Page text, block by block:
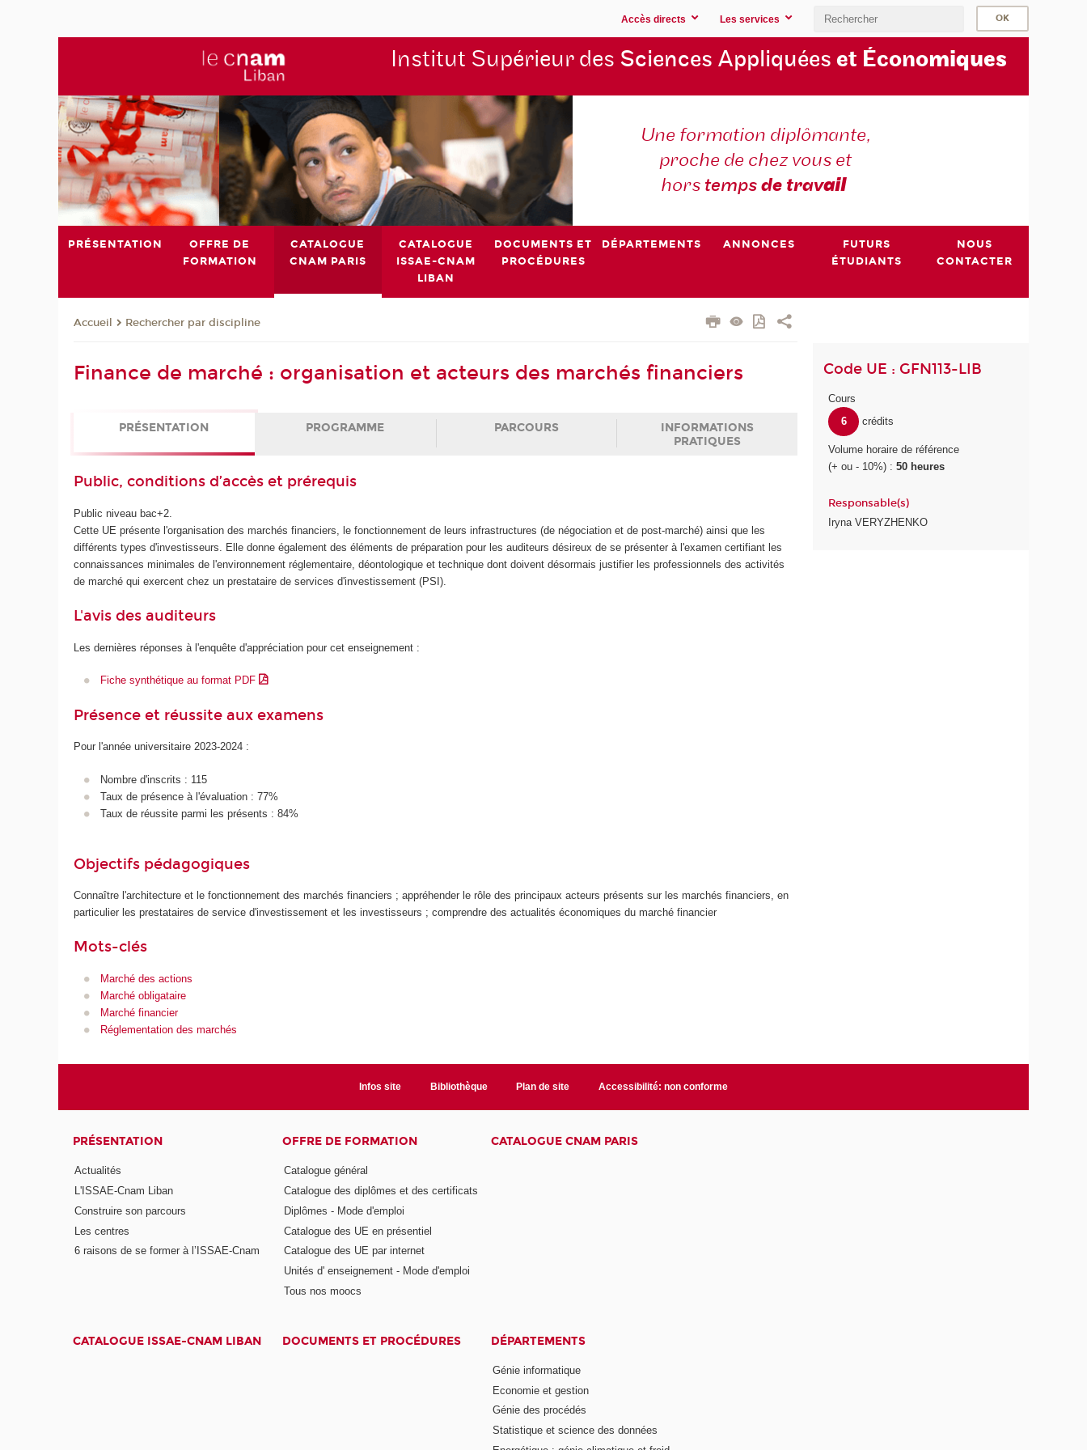
Accès directs Les services
Institut Supérieur des Sciences Appliquées et Économiques
Une formation diplômante,
proche de chez vous et
hors tempsde travail
PRÉSENTATION
OFFRE DE
FORMATION
CATALOGUE
CNAM PARIS
CATALOGUE
ISSAE-CNAM
LIBAN
DOCUMENTS ET
PROCÉDURES
DÉPARTEMENTS ANNONCES
FUTURS
ÉTUDIANTS
NOUS
CONTACTER
Accueil Rechercher par discipline
Finance de marché : organisation et acteurs des marchés financiers
PRÉSENTATION PROGRAMME PARCOURS
INFORMATIONS
PRATIQUES
Public, conditions d’accès et prérequis
Public niveau bac+2.
Cette UE présente l'organisation des marchés financiers, le fonctionnement de leurs infrastructures (de négociation et de post-marché) ainsi que les
différents types d'investisseurs. Elle donne également des éléments de préparation pour les auditeurs désireux de se présenter à l'examen certifiant les
connaissances minimales de l'environnement réglementaire, déontologique et technique dont doivent désormais justifier les professionnels des activités
de marché qui exercent chez un prestataire de services d'investissement (PSI).
L'avis des auditeurs
Les dernières réponses à l'enquête d'appréciation pour cet enseignement :
Fiche synthétique au format PDF
Présence et réussite aux examens
Pour l'année universitaire 2023-2024 :
Nombre d'inscrits : 115
Taux de présence à l'évaluation : 77%
Taux de réussite parmi les présents : 84%
Objectifs pédagogiques
Connaître l'architecture et le fonctionnement des marchés financiers ; appréhender le rôle des principaux acteurs présents sur les marchés financiers, en
particulier les prestataires de service d'investissement et les investisseurs ; comprendre des actualités économiques du marché financier
Mots-clés
Marché des actions
Marché obligataire
Marché financier
Réglementation des marchés
Code UE : GFN113-LIB
Cours
6
crédits
Volume horaire de référence
(+ ou - 10%) :50 heures
Responsable(s)
Iryna VERYZHENKO
Infos site Bibliothèque Plan de site Accessibilité: non conforme
PRÉSENTATION
Actualités
L'ISSAE-Cnam Liban
Construire son parcours
Les centres
6 raisons de se former à l’ISSAE-Cnam
OFFRE DE FORMATION
Catalogue général
Catalogue des diplômes et des certificats
Diplômes - Mode d'emploi
Catalogue des UE en présentiel
Catalogue des UE par internet
Unités d' enseignement - Mode d'emploi
Tous nos moocs
CATALOGUE CNAM PARIS
CATALOGUE ISSAE-CNAM LIBAN DOCUMENTS ET PROCÉDURES DÉPARTEMENTS
Génie informatique
Economie et gestion
Génie des procédés
Statistique et science des données